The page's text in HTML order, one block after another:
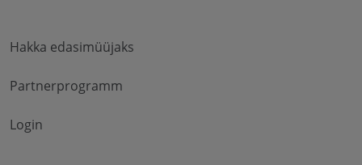
Hakka edasimüüjaks
Partnerprogramm
Login